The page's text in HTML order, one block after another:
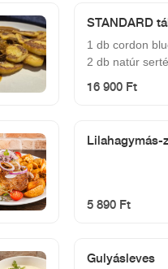
STANDARD
1 db cordon
2 db natúr
16 900 Ft
Lilahagymás-
5 890 Ft
Gulyásleves